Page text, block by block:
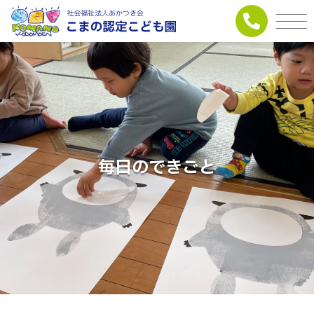
毎日のできごと